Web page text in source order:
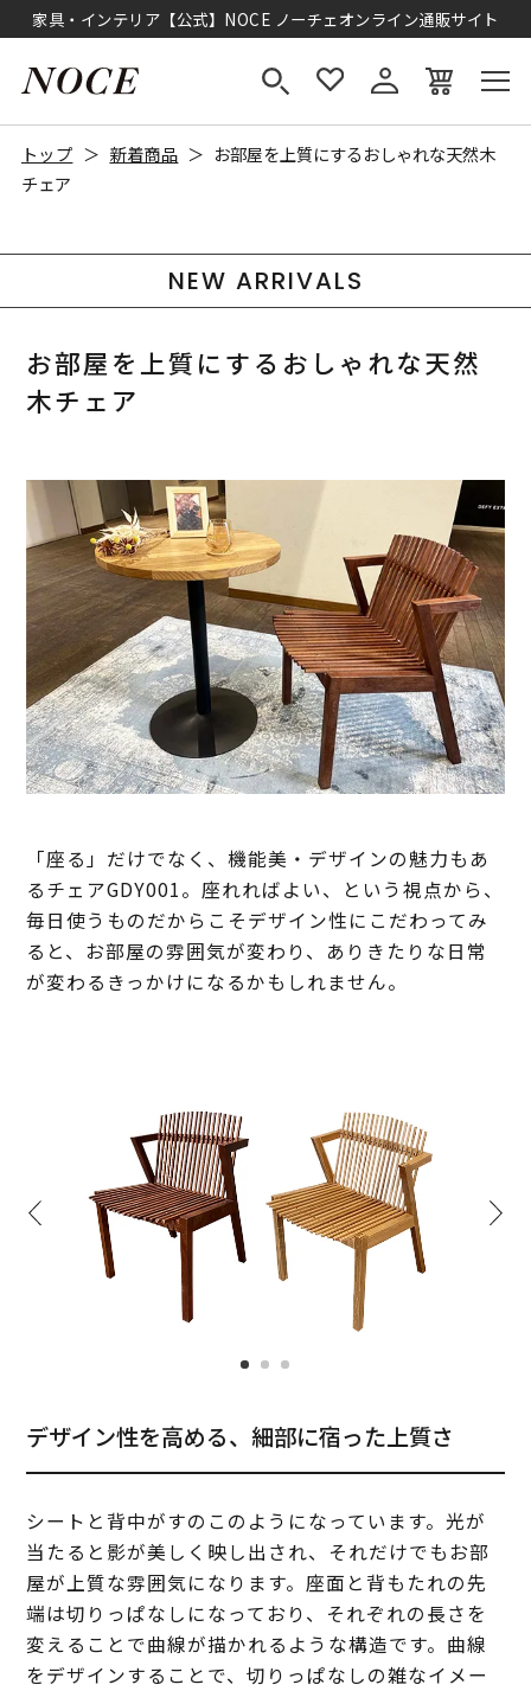
家具・インテリア【公式】NOCE ノーチェオンライン通販サイト
トップ 新着商品
お部屋を上質にするおしゃれな天然木
チェア
NEW ARRIVALS
お部屋を上質にするおしゃれな天然
木チェア
「座る」だけでなく、機能美・デザインの魅力もあ
るチェアGDY001。座れればよい、という視点から、
毎日使うものだからこそデザイン性にこだわってみ
ると、お部屋の雰囲気が変わり、ありきたりな日常
が変わるきっかけになるかもしれません。
デザイン性を高める、細部に宿った上質さ
シートと背中がすのこのようになっています。光が
当たると影が美しく映し出され、それだけでもお部
屋が上質な雰囲気になります。座面と背もたれの先
端は切りっぱなしになっており、それぞれの長さを
変えることで曲線が描かれるような構造です。曲線
をデザインすることで、切りっぱなしの雑なイメー